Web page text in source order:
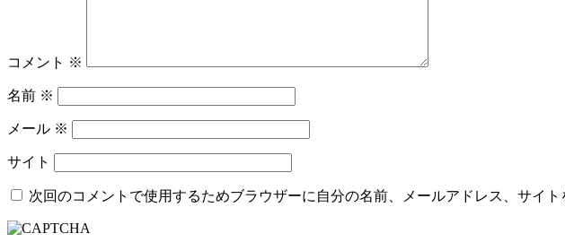
コメント ※
名前 ※
メール ※
サイト
次回のコメントで使用するためブラウザーに自分の名前、メールアドレス、サイト